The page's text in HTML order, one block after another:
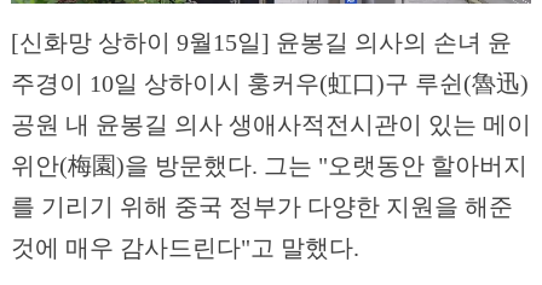
[신화망 상하이 9월15일] 윤봉길 의사의 손녀 윤
주경이 10일 상하이시 훙커우(虹口)구 루쉰(魯迅)
공원 내 윤봉길 의사 생애사적전시관이 있는 메이
위안(梅園)을 방문했다. 그는 "오랫동안 할아버지
를 기리기 위해 중국 정부가 다양한 지원을 해준
것에 매우 감사드린다"고 말했다.